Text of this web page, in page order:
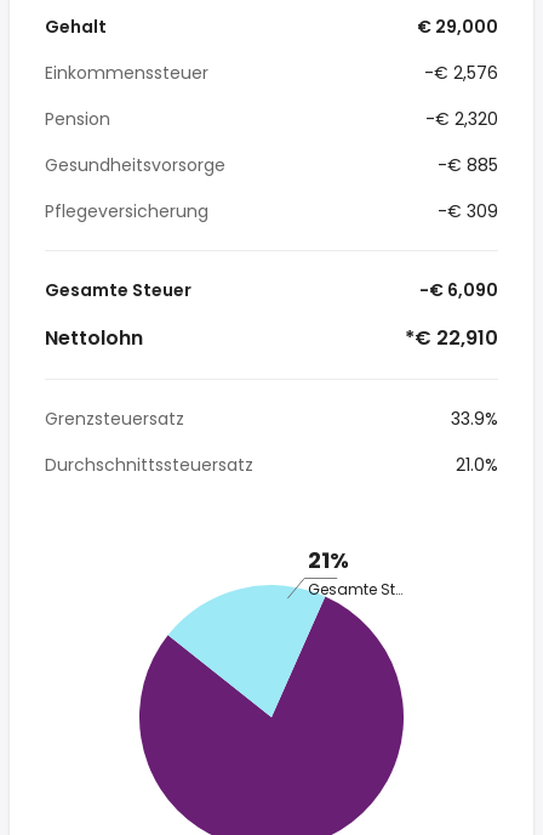
Gehalt
€ 29,000
Einkommenssteuer
-€ 2,576
Pension
-€ 2,320
Gesundheitsvorsorge
-€ 885
Pflegeversicherung
-€ 309
Gesamte Steuer -€ 6,090
Nettolohn *€ 22,910
Grenzsteuersatz
33.9%
Durchschnittssteuersatz
21.0%
21%
Gesamte Steuer